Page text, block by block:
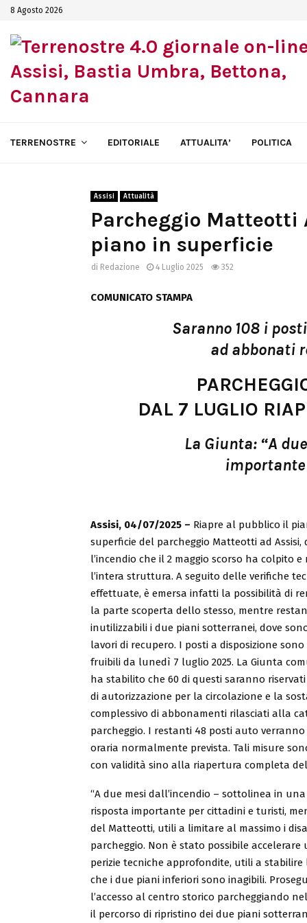
8 Agosto 2026
TERRENOSTRE EDITORIALE ATTUALITA’ POLITICA
Assisi Attualità
Parcheggio
piano in superficie
di Redazione 4 Luglio 2025 352
COMUNICATO STAMPA
Saranno 108 i
ad abbonati
DAL 7 LUGLIO
La Giunta: “A
Assisi, 04/07/2025 – Riapre al pubblico il
superficie del parcheggio Matteotti ad Assisi,
l’incendio che il 2 maggio scorso ha colpito e
l’intera struttura. A seguito delle verifiche
effettuate, è emersa infatti la possibilità di
la parte scoperta dello stesso, mentre
inutilizzabili i due piani sotterranei, dove
lavori di recupero. I posti a disposizione sono
fruibili da lunedì 7 luglio 2025. La Giunta
ha stabilito che 60 di questi saranno
di autorizzazione per la circolazione e la
complessivo di abbonamenti rilasciati alla
parcheggio. I restanti 48 posti auto
oraria normalmente prevista. Tali misure
con validità sino alla riapertura completa
“A due mesi dall’incendio – sottolinea in
risposta importante per cittadini e turisti,
del Matteotti, utili a limitare al massimo i
parcheggio. Non è stato possibile
perizie tecniche approfondite, utili a
che i due piani inferiori sono inagibili.
l’accesso al centro storico parcheggiando
il percorso di ripristino dei due piani